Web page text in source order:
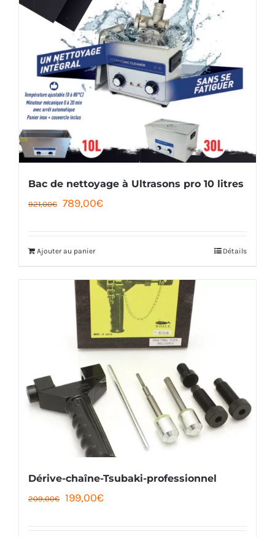
Bac de nettoyage à Ultrasons pro 10 litres
921,00€ Le
était :
921,00€.
789,00€Le
789,00€.
Ajouter au panier Détails
Dérive-chaîne-Tsubaki-professionnel
209,00€ Le
199,00€Le